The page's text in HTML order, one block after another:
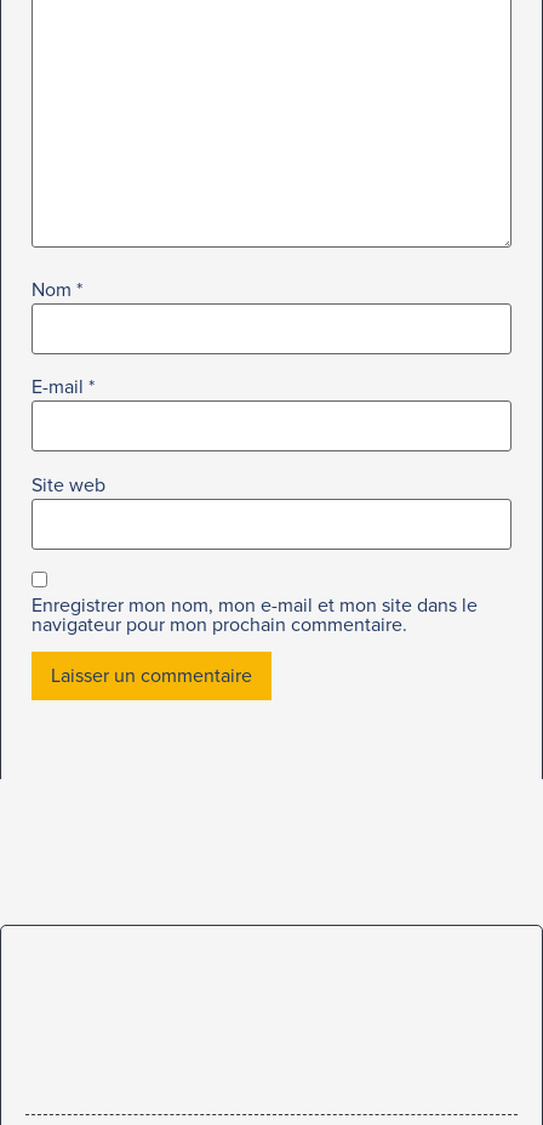
Nom *
E-mail *
Site web
Enregistrer mon nom, mon e-mail et mon site dans le
navigateur pour mon prochain commentaire.